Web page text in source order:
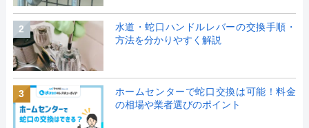
2
水道・蛇口ハンドルレバーの交換手順・
方法を分かりやすく解説
3
ホームセンターで蛇口交換は可能！料金
の相場や業者選びのポイント